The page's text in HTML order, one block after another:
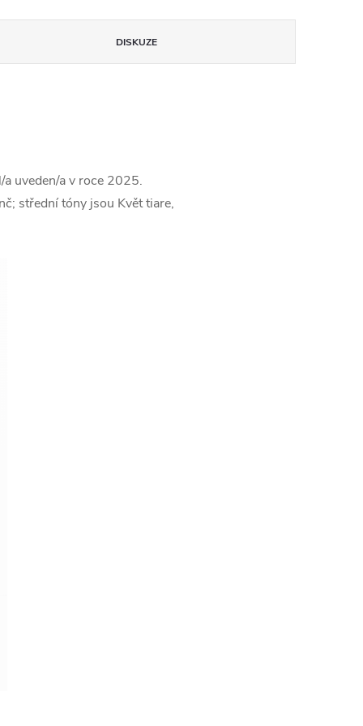
DISKUZE
uveden/a v roce 2025.
střední tóny jsou Květ tiare,